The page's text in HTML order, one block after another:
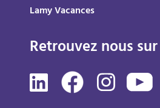
Lamy Vacances
Retrouvez nous sur